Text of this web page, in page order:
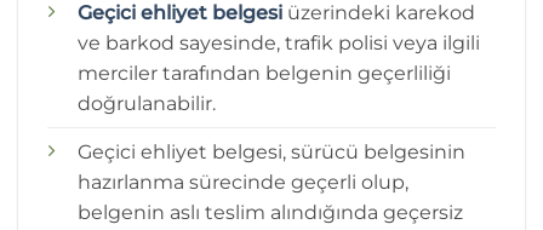
Geçici ehliyet belgesi üzerindeki karekod
ve barkod sayesinde, trafik polisi veya ilgili
merciler tarafından belgenin geçerliliği
doğrulanabilir.
Geçici ehliyet belgesi, sürücü belgesinin
hazırlanma sürecinde geçerli olup,
belgenin aslı teslim alındığında geçersiz